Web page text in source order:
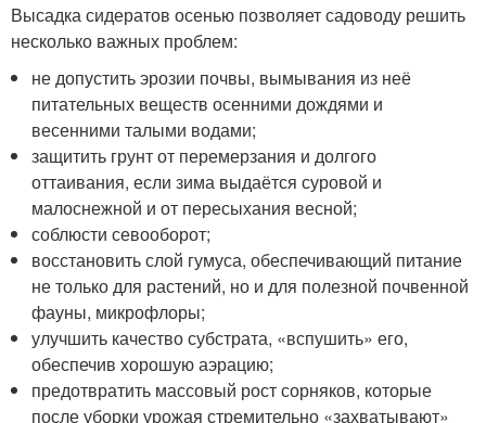
Высадка сидератов осенью позволяет садоводу решить
несколько важных проблем:
не допустить эрозии почвы, вымывания из неё
питательных веществ осенними дождями и
весенними талыми водами;
защитить грунт от перемерзания и долгого
оттаивания, если зима выдаётся суровой и
малоснежной и от пересыхания весной;
соблюсти севооборот;
восстановить слой гумуса, обеспечивающий питание
не только для растений, но и для полезной почвенной
фауны, микрофлоры;
улучшить качество субстрата, «вспушить» его,
обеспечив хорошую аэрацию;
предотвратить массовый рост сорняков, которые
после уборки урожая стремительно «захватывают»